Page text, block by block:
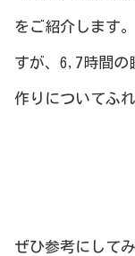
をご紹介します
すが、6,7時間の
作りについてふ
ぜひ参考にして